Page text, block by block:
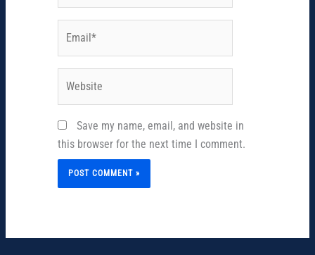
Save my name, email, and website in
this browser for the next time I comment.